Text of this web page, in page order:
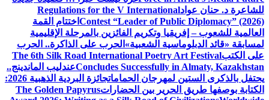
للشاعرة د. حنان عوادRegulations for the V International
Contest “Leader of Public Diplomacy” (2026) اختتام القمة
العالمية للشعوب – إفريقيا وتكريم الفائزين بالمرحلة الإقليمية
لمسابقة «قائد الدبلوماسية الشعبية» الحرب على الذاكرة.. الحرب
على الكتبThe 6th Silk Road International Poetry Art Festival
Concludes Successfully in Almaty, Kazakhstanعندليب الماندينج..
يحتفل بالذكرى الستين لمهرجان الحمامات
جائزة البردية الذهبية 2026:
الكتابة بوصفها طريق الحرير بين الحضاراتThe Golden Papyrus